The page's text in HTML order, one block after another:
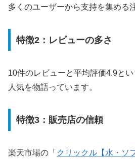
多くのユーザーから支持を集める
特徴2：レビューの多さ
10件のレビューと平均評価4.9と
人気を物語っています。
特徴3：販売店の信頼
楽天市場の「 クリックル【水・ソ